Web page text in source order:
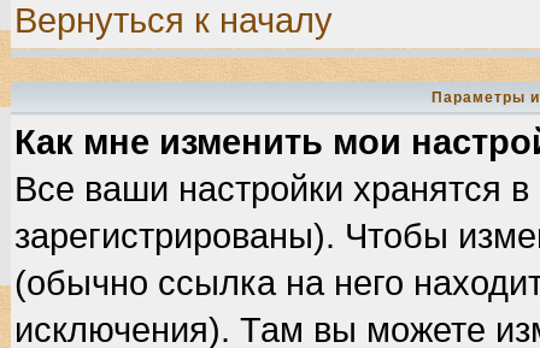
Вернуться к началу
Параметры
Как мне изменить мои
Все ваши настройки хранятся
зарегистрированы). Чтобы
(обычно ссылка на него
исключения). Там вы можете